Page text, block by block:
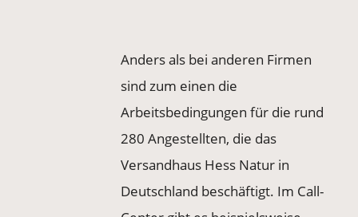
Anders als bei anderen Firmen
sind zum einen die
Arbeitsbedingungen für die rund
280 Angestellten, die das
Versandhaus Hess Natur in
Deutschland beschäftigt. Im Call-